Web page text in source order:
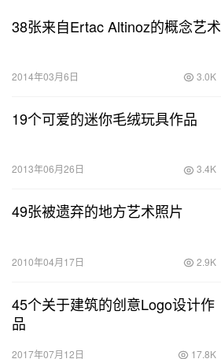
38张来自Ertac Altinoz的概念艺术
2014年03月6日 3.0K
19个可爱的迷你毛绒玩具作品
2013年06月26日 3.4K
49张被遗弃的地方艺术照片
2010年04月17日 2.9K
45个关于建筑的创意Logo设计作
品
2017年07月12日 17.8K